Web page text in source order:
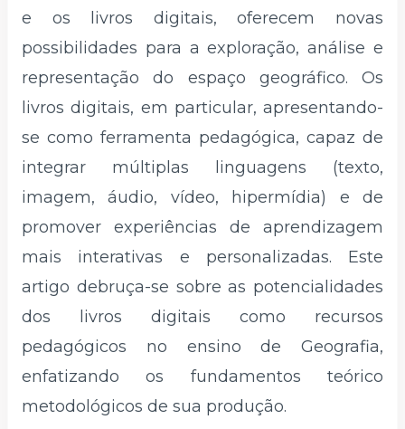
e os livros digitais, oferecem novas
possibilidades para a exploração, análise e
representação do espaço geográfico. Os
livros digitais, em particular, apresentando-
se como ferramenta pedagógica, capaz de
integrar múltiplas linguagens (texto,
imagem, áudio, vídeo, hipermídia) e de
promover experiências de aprendizagem
mais interativas e personalizadas. Este
artigo debruça-se sobre as potencialidades
dos livros digitais como recursos
pedagógicos no ensino de Geografia,
enfatizando os fundamentos teórico
metodológicos de sua produção.